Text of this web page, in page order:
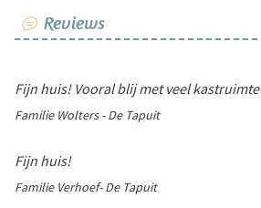
Reviews
Fijn huis! Vooral blij met veel
Familie Wolters - De Tapuit
Fijn huis!
Familie Verhoef- De Tapuit